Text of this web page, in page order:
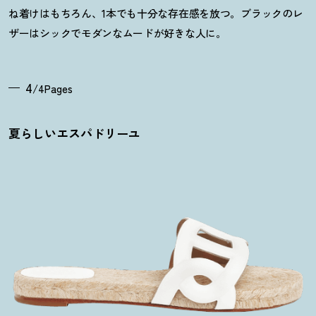
ね着けはもちろん、1本でも十分な存在感を放つ。ブラックのレ
ザーはシックでモダンなムードが好きな人に。
4/4Pages
夏らしいエスパドリーユ